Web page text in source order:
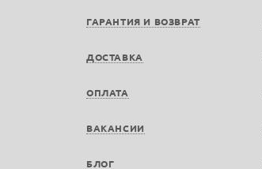
ГАРАНТИЯ И ВОЗВРАТ
ДОСТАВКА
ОПЛАТА
ВАКАНСИИ
БЛОГ